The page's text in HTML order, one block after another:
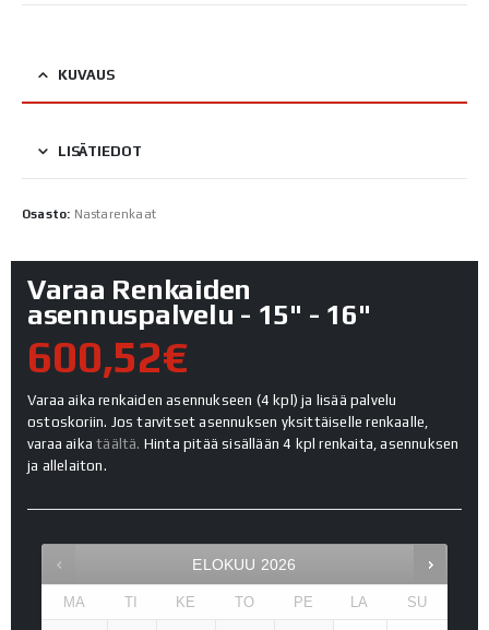
KUVAUS
LISÄTIEDOT
Osasto: Nastarenkaat
Varaa Renkaiden
asennuspalvelu - 15" - 16"
600,52€
Varaa aika renkaiden asennukseen (4 kpl) ja lisää palvelu
ostoskoriin. Jos tarvitset asennuksen yksittäiselle renkaalle,
varaa aikatäältä. Hinta pitää sisällään 4 kpl renkaita, asennuksen
ja allelaiton.
ELOKUU 2026
MA TI KE TO PE LA SU